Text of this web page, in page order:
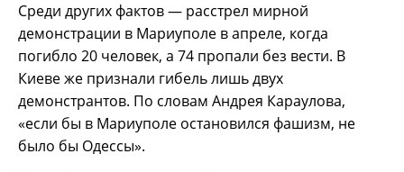
Среди других фактов — расстрел мирной
демонстрации в Мариуполе в апреле, когда
погибло 20 человек, а 74 пропали без вести. В
Киеве же признали гибель лишь двух
демонстрантов. По словам Андрея Караулова,
«если бы в Мариуполе остановился фашизм, не
было бы Одессы».